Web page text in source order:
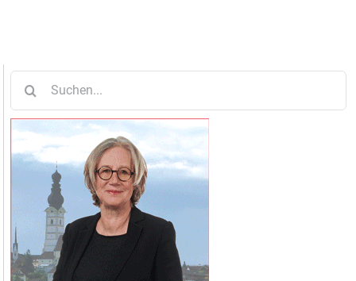
nach: